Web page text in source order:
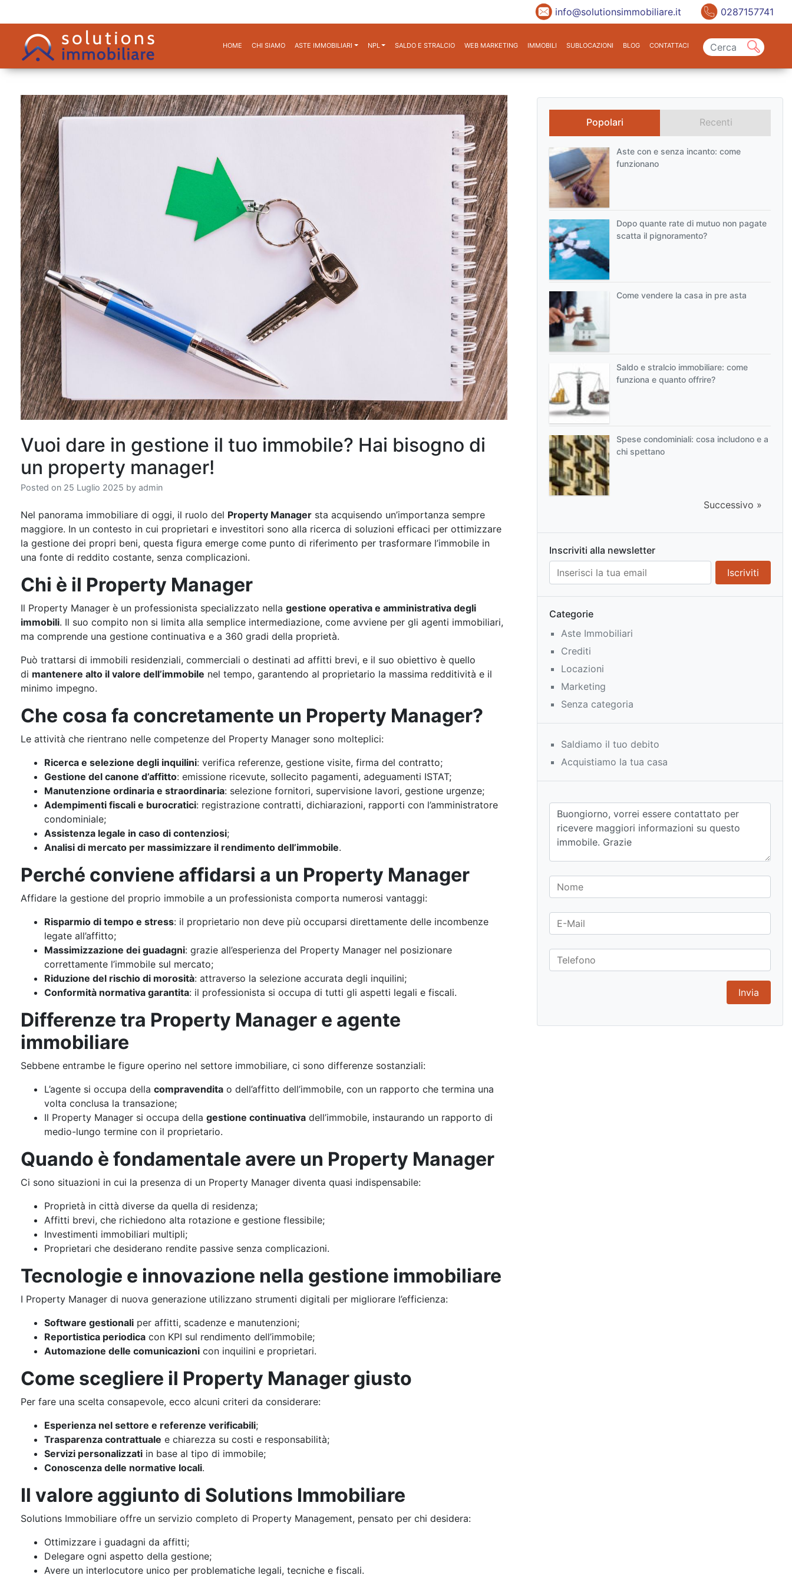
info@solutionsimmobiliare.it 0287157741
HOME CHI SIAMO ASTE IMMOBILIARI NPL SALDO E STRALCIO WEB MARKETING IMMOBILI SUBLOCAZIONI BLOG CONTATTACI
Vuoi dare in gestione il tuo immobile? Hai bisogno di
un property manager!
Posted on 25 Luglio 2025 by admin
Nel panorama immobiliare di oggi, il ruolo del Property Manager sta acquisendo un’importanza sempre
maggiore. In un contesto in cui proprietari e investitori sono alla ricerca di soluzioni efficaci per ottimizzare
la gestione dei propri beni, questa figura emerge come punto di riferimento per trasformare l’immobile in
una fonte di reddito costante, senza complicazioni.
Chi è il Property Manager
Il Property Manager è un professionista specializzato nella gestione operativa e amministrativa degli
immobili. Il suo compito non si limita alla semplice intermediazione, come avviene per gli agenti immobiliari,
ma comprende una gestione continuativa e a 360 gradi della proprietà.
Può trattarsi di immobili residenziali, commerciali o destinati ad affitti brevi, e il suo obiettivo è quello
di mantenere alto il valore dell’immobile nel tempo, garantendo al proprietario la massima redditività e il
minimo impegno.
Che cosa fa concretamente un Property Manager?
Le attività che rientrano nelle competenze del Property Manager sono molteplici:
Ricerca e selezione degli inquilini: verifica referenze, gestione visite, firma del contratto;
Gestione del canone d’affitto: emissione ricevute, sollecito pagamenti, adeguamenti ISTAT;
Manutenzione ordinaria e straordinaria: selezione fornitori, supervisione lavori, gestione urgenze;
Adempimenti fiscali e burocratici: registrazione contratti, dichiarazioni, rapporti con l’amministratore
condominiale;
Assistenza legale in caso di contenziosi;
Analisi di mercato per massimizzare il rendimento dell’immobile.
Perché conviene affidarsi a un Property Manager
Affidare la gestione del proprio immobile a un professionista comporta numerosi vantaggi:
Risparmio di tempo e stress: il proprietario non deve più occuparsi direttamente delle incombenze
legate all’affitto;
Massimizzazione dei guadagni: grazie all’esperienza del Property Manager nel posizionare
correttamente l’immobile sul mercato;
Riduzione del rischio di morosità: attraverso la selezione accurata degli inquilini;
Conformità normativa garantita: il professionista si occupa di tutti gli aspetti legali e fiscali.
Differenze tra Property Manager e agente
immobiliare
Sebbene entrambe le figure operino nel settore immobiliare, ci sono differenze sostanziali:
L’agente si occupa della compravendita o dell’affitto dell’immobile, con un rapporto che termina una
volta conclusa la transazione;
Il Property Manager si occupa della gestione continuativa dell’immobile, instaurando un rapporto di
medio-lungo termine con il proprietario.
Quando è fondamentale avere un Property Manager
Ci sono situazioni in cui la presenza di un Property Manager diventa quasi indispensabile:
Proprietà in città diverse da quella di residenza;
Affitti brevi, che richiedono alta rotazione e gestione flessibile;
Investimenti immobiliari multipli;
Proprietari che desiderano rendite passive senza complicazioni.
Tecnologie e innovazione nella gestione immobiliare
I Property Manager di nuova generazione utilizzano strumenti digitali per migliorare l’efficienza:
Software gestionali per affitti, scadenze e manutenzioni;
Reportistica periodica con KPI sul rendimento dell’immobile;
Automazione delle comunicazioni con inquilini e proprietari.
Come scegliere il Property Manager giusto
Per fare una scelta consapevole, ecco alcuni criteri da considerare:
Esperienza nel settore e referenze verificabili;
Trasparenza contrattuale e chiarezza su costi e responsabilità;
Servizi personalizzati in base al tipo di immobile;
Conoscenza delle normative locali.
Il valore aggiunto di Solutions Immobiliare
Solutions Immobiliare offre un servizio completo di Property Management, pensato per chi desidera:
Ottimizzare i guadagni da affitti;
Delegare ogni aspetto della gestione;
Avere un interlocutore unico per problematiche legali, tecniche e fiscali.
Popolari Recenti
Aste con e senza incanto: come
funzionano
Dopo quante rate di mutuo non pagate
scatta il pignoramento?
Come vendere la casa in pre asta
Saldo e stralcio immobiliare: come
funziona e quanto offrire?
Spese condominiali: cosa includono e a
chi spettano
Successivo »
Inscriviti alla newsletter
Categorie
Aste Immobiliari
Crediti
Locazioni
Marketing
Senza categoria
Saldiamo il tuo debito
Acquistiamo la tua casa